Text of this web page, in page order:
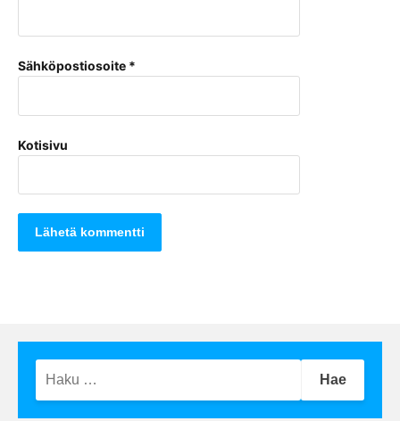
Sähköpostiosoite *
Kotisivu